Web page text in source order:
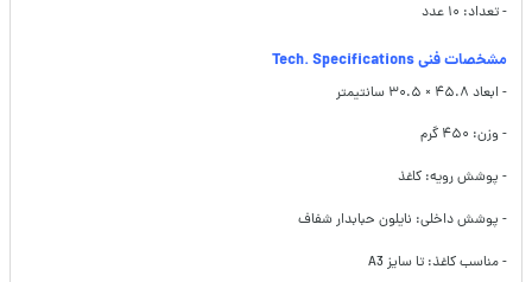
- تعداد: ۱۰ عدد
مشخصات فنی Tech. Specifications
- ابعاد ۴۵.۸ × ۳۰.۵ سانتیمتر
- وزن: ۴۵۰ گرم
- پوشش رویه: کاغذ
- پوشش داخلی: نایلون حبابدار شفاف
- مناسب کاغذ: تا سایز A3